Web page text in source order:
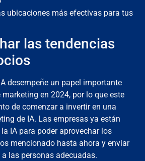
ubicaciones más efectivas para tus
las tendencias
desempeñe un papel importante
en 2024, por lo que este
de comenzar a invertir en una
de IA. Las empresas ya están
IA para poder aprovechar los
mencionado hasta ahora y enviar
las personas adecuadas.